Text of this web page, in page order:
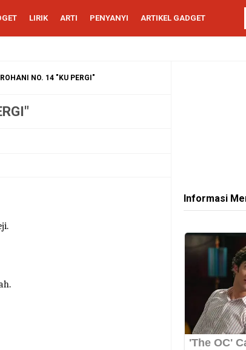
LIRIK ARTI PENYANYI ARTIKEL GADGET
NO. 14 "KU PERGI"
Informasi